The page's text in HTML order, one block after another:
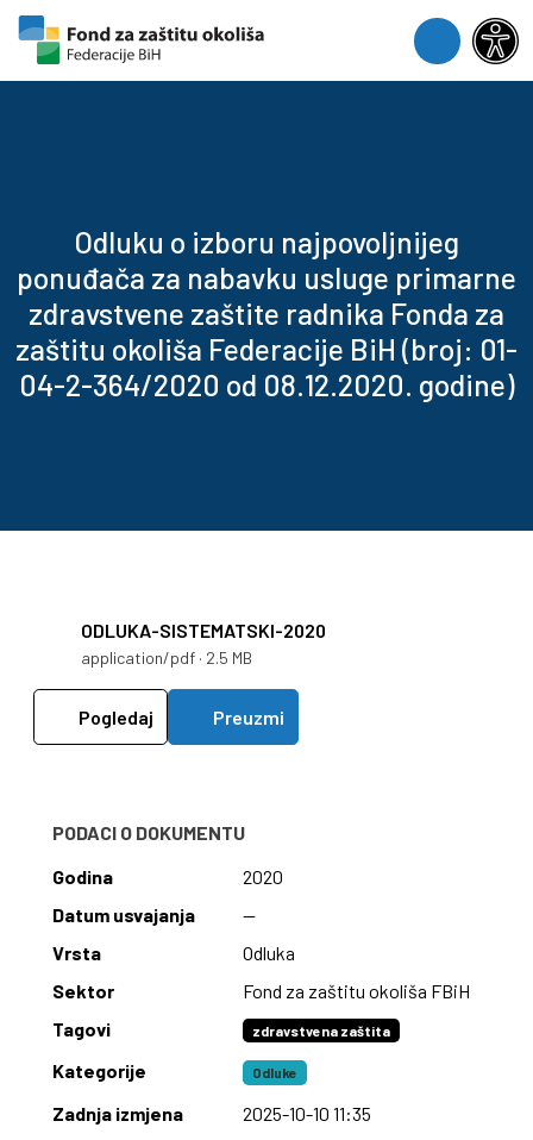
Skip to content
Skip to footer
Menu
Odluku o izboru najpovoljnijeg
ponuđača za nabavku usluge primarne
zdravstvene zaštite radnika Fonda za
zaštitu okoliša Federacije BiH (broj: 01-
04-2-364/2020 od 08.12.2020. godine)
ODLUKA-SISTEMATSKI-2020
application/pdf · 2.5 MB
Pogledaj Preuzmi
PODACI O DOKUMENTU
Godina
2020
Datum usvajanja
—
Vrsta
Odluka
Sektor
Fond za zaštitu okoliša FBiH
Tagovi
zdravstvena zaštita
Kategorije Odluke
Zadnja izmjena 2025-10-10 11:35